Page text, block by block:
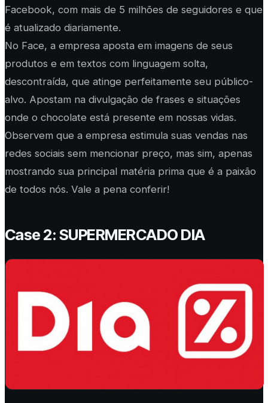
Facebook, com mais de 5 milhões de seguidores e que
é atualizado diariamente.
No Face, a empresa aposta em imagens de seus
produtos e em textos com linguagem solta,
descontraída, que atinge perfeitamente seu público-
alvo. Apostam na divulgação de frases e situações
onde o chocolate está presente em nossas vidas.
Observem que a empresa estimula suas vendas nas
redes sociais sem mencionar preço, mas sim, apenas
mostrando sua principal matéria prima que é a paixão
de todos nós. Vale a pena conferir!
Case 2: SUPERMERCADO DIA